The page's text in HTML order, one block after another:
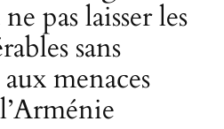
pas laisser les
sans
menaces